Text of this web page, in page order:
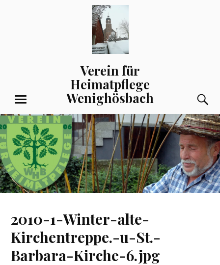
Verein für
Heimatpflege
Wenighösbach
MENÜ
2010-1-Winter-alte-
Kirchentreppe.-u-St.-
Barbara-Kirche-6.jpg